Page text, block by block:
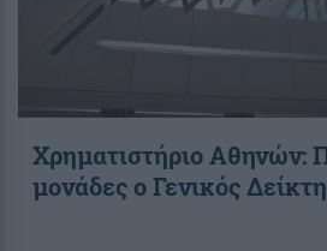
Χρηματιστήριο Αθηνών:
μονάδες ο Γενικός